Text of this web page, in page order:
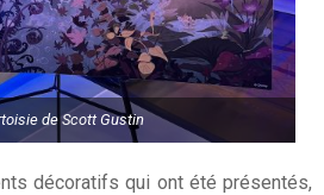
deScott Gustin
décoratifs qui ont été présentés,